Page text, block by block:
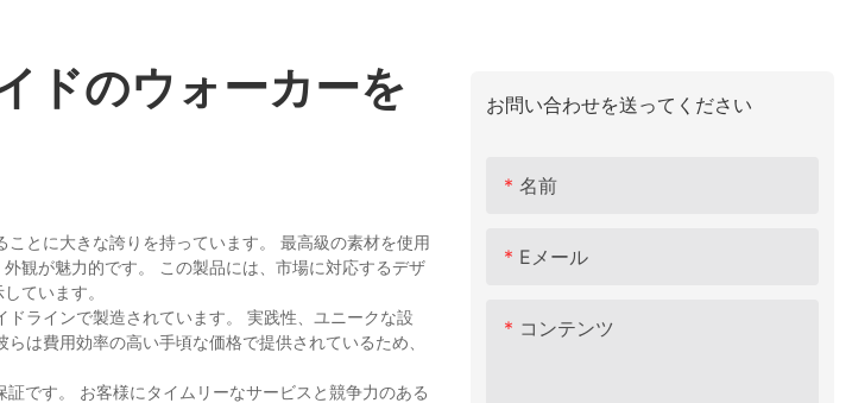
ドのウォーカーを
とに大きな誇りを持っています。 最高級の素材を使用
観が魅力的です。 この製品には、市場に対応するデザ
ています。
ラインで製造されています。 実践性、ユニークな設
は費用効率の高い手頃な価格で提供されているため、
です。 お客様にタイムリーなサービスと競争力のある
お問い合わせを送ってください
名前
Eメール
コンテンツ